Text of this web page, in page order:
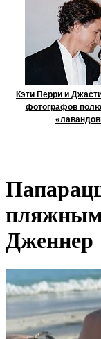
Кэти Перри и
фотографов
Дженнер